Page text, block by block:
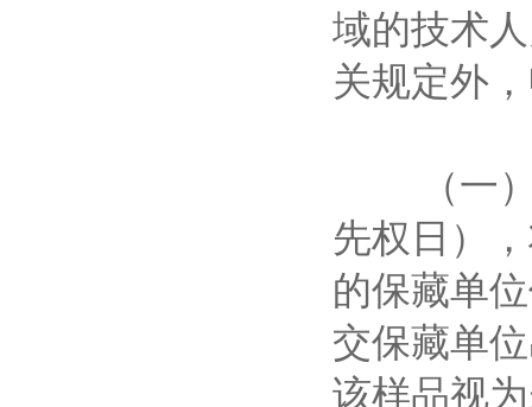
域的技术
关规定外
（一）
先权日）
的保藏单
交保藏单
该样品视